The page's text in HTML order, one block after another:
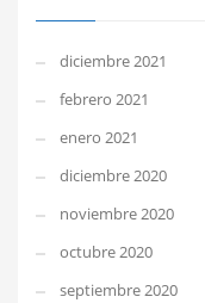
diciembre 2021
febrero 2021
enero 2021
diciembre 2020
noviembre 2020
octubre 2020
septiembre 2020